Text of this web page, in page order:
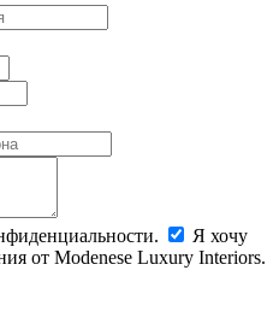
Я хочу
от Modenese Luxury Interiors.